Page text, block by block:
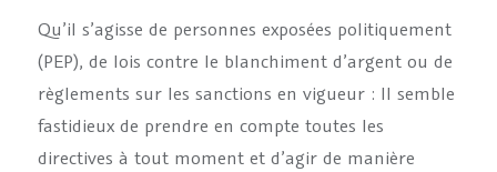
Qu’il s’agisse de personnes exposées politiquement
(PEP), de lois contre le blanchiment d’argent ou de
règlements sur les sanctions en vigueur : Il semble
fastidieux de prendre en compte toutes les
directives à tout moment et d’agir de manière